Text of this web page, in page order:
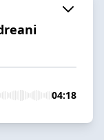
04:18